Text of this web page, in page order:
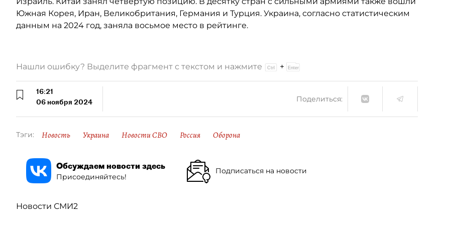
Южная Корея, Иран, Великобритания, Германия и Турция. Украина, согласно статистическим
данным на 2024 год, заняла восьмое место в рейтинге.
Нашли ошибку? Выделите фрагмент с текстом и нажмите +
16:21
06 ноября 2024
Поделиться:
Тэги: Новость Украина Новости СВО Россия Оборона
Обсуждаем новости здесь
Присоединяйтесь!
Подписаться на новости
Новости СМИ2